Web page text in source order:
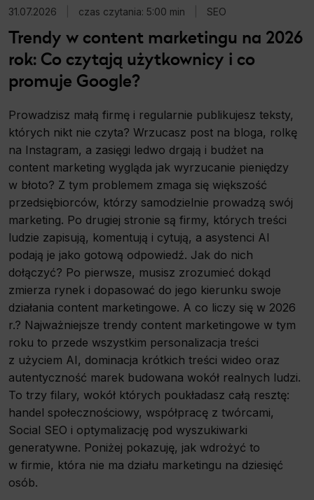
31.07.2026 czas czytania: 5:00 min SEO
Trendy w content marketingu na 2026
rok: Co czytają użytkownicy i co
promuje Google?
Prowadzisz małą firmę i regularnie publikujesz teksty,
których nikt nie czyta? Wrzucasz post na bloga, rolkę
na Instagram, a zasięgi ledwo drgają i budżet na
content marketing wygląda jak wyrzucanie pieniędzy
w błoto? Z tym problemem zmaga się większość
przedsiębiorców, którzy samodzielnie prowadzą swój
marketing. Po drugiej stronie są firmy, których treści
ludzie zapisują, komentują i cytują, a asystenci AI
podają je jako gotową odpowiedź. Jak do nich
dołączyć? Po pierwsze, musisz zrozumieć dokąd
zmierza rynek i dopasować do jego kierunku swoje
działania content marketingowe. A co liczy się w 2026
r.? Najważniejsze trendy content marketingowe w tym
roku to przede wszystkim personalizacja treści
z użyciem AI, dominacja krótkich treści wideo oraz
autentyczność marek budowana wokół realnych ludzi.
To trzy filary, wokół których poukładasz całą resztę:
handel społecznościowy, współpracę z twórcami,
Social SEO i optymalizację pod wyszukiwarki
generatywne. Poniżej pokazuję, jak wdrożyć to
w firmie, która nie ma działu marketingu na dziesięć
osób.